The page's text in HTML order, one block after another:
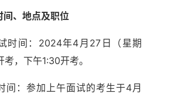
间、地点及职位
时间：2024年4月27日（星期
，下午1:30开考。
间：参加上午面试的考生于4月